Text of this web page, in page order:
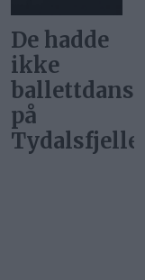
Vi kan
ikke møte
alle nye
nærings­
initiativer